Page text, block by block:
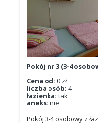
Pokój nr 3 (3-4
Cena od: 0 zł
liczba osób: 4
łazienka: tak
aneks: nie
Pokój 3-4 osobowy z